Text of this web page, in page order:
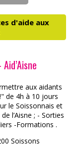
d'aide aux
aux aidants
de 4h à 10 jours
le Soissonnais et
l’Aisne ; - Sorties
-Formations .
Soissons